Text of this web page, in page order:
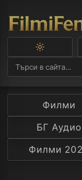
тъмна
тема
Филми
БГ Аудио
Филми